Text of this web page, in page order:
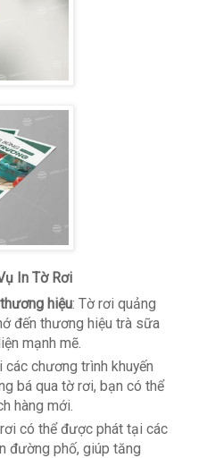
In Tờ Rơi
hiệu: Tờ rơi quảng
đến thương hiệu trà sữa
mạnh mẽ.
các chương trình khuyến
bá qua tờ rơi, bạn có thể
hàng mới.
có thể được phát tại các
đường phố, giúp tăng